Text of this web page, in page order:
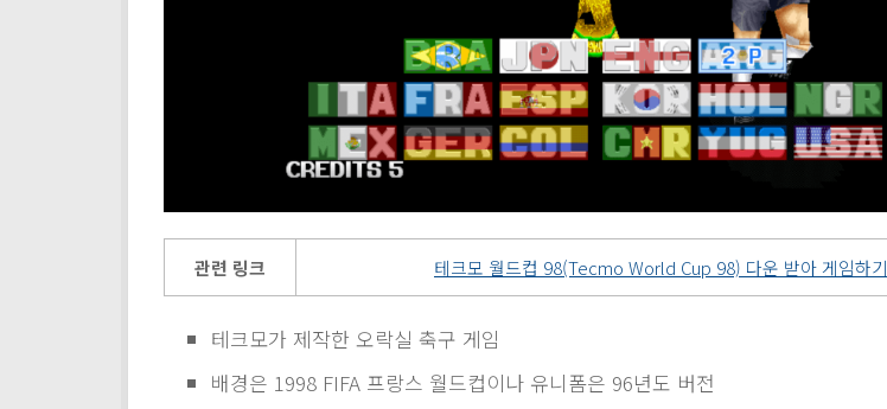
관련 링크 테크모 월드컵 98(Tecmo World Cup 98) 다운 받아 게임하기
테크모가 제작한 오락실 축구 게임
배경은 1998 FIFA 프랑스 월드컵이나 유니폼은 96년도 버전